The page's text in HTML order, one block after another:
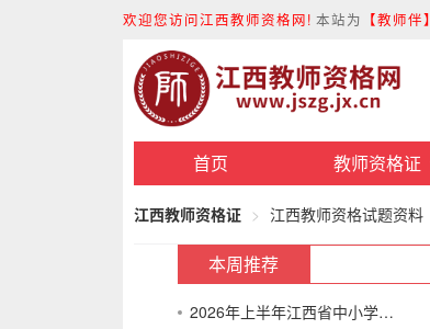
欢迎您访问江西教师资格网! 本站为 【教师伴】
首页 教师资格证
江西教师资格证 江西教师资格试题资料
本周推荐
2026年上半年江西省中小学教师资格考试（面试）